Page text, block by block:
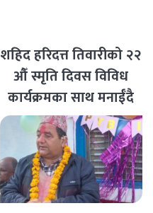
शहिद हरिदत्त तिवारीको २२
औँ स्मृति दिवस विविध
कार्यक्रमका साथ मनाईँदै